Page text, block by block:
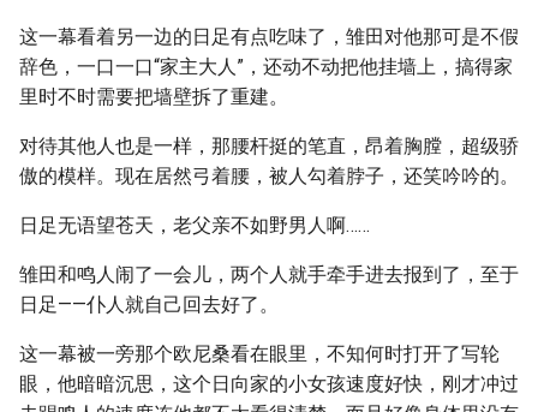
这一幕看着另一边的日足有点吃味了，雏田对他那可是不假
辞色，一口一口“家主大人”，还动不动把他挂墙上，搞得家
里时不时需要把墙壁拆了重建。
对待其他人也是一样，那腰杆挺的笔直，昂着胸膛，超级骄
傲的模样。现在居然弓着腰，被人勾着脖子，还笑吟吟的。
日足无语望苍天，老父亲不如野男人啊……
雏田和鸣人闹了一会儿，两个人就手牵手进去报到了，至于
日足——仆人就自己回去好了。
这一幕被一旁那个欧尼桑看在眼里，不知何时打开了写轮
眼，他暗暗沉思，这个日向家的小女孩速度好快，刚才冲过